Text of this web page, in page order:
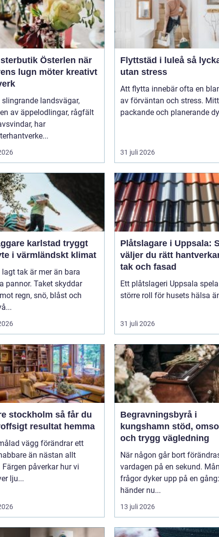
Österlen när
lugn möter kreativt
landsvägar,
av äppelodlingar, rågfält
har
Flyttstäd i luleå så lyckas du
utan stress
Att flytta innebär ofta en
av förväntan och stress.
packande och planerande
31 juli 2026
karlstad tryggt
i värmländskt klimat
lagt tak är mer än bara
pannor. Taket skyddar
regn, snö, blåst och
Plåtslagare i Uppsala:
väljer du rätt
tak och fasad
Ett plåtslageri Uppsala
större roll för husets hälsa
31 juli 2026
så får du
resultat hemma
vägg förändrar ett
än nästan allt
påverkar hur vi
lju...
Begravningsbyrå i
kungshamn stöd, omsorg
och trygg vägledning
När någon går bort
vardagen på en sekund.
frågor dyker upp på en
händer nu...
13 juli 2026